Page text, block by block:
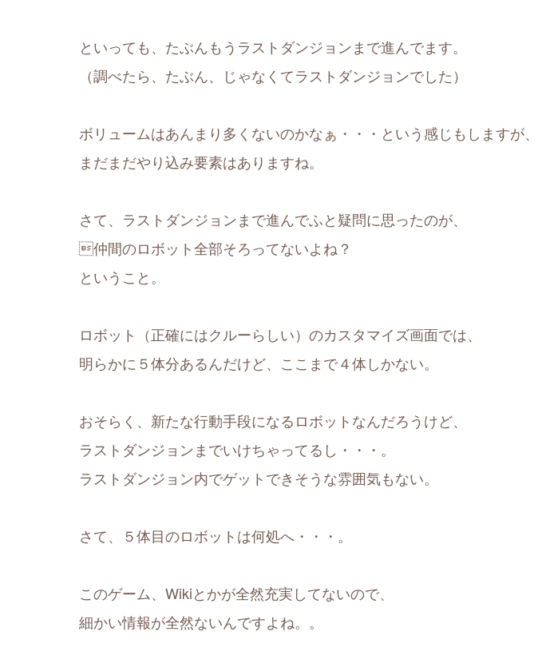
といっても、たぶんもうラストダンジョンまで進んでます。
（調べたら、たぶん、じゃなくてラストダンジョンでした）
ボリュームはあんまり多くないのかなぁ・・・という感じもしますが、
まだまだやり込み要素はありますね。
さて、ラストダンジョンまで進んでふと疑問に思ったのが、
仲間のロボット全部そろってないよね？
ということ。
ロボット（正確にはクルーらしい）のカスタマイズ画面では、
明らかに５体分あるんだけど、ここまで４体しかない。
おそらく、新たな行動手段になるロボットなんだろうけど、
ラストダンジョンまでいけちゃってるし・・・。
ラストダンジョン内でゲットできそうな雰囲気もない。
さて、５体目のロボットは何処へ・・・。
このゲーム、Wikiとかが全然充実してないので、
細かい情報が全然ないんですよね。。